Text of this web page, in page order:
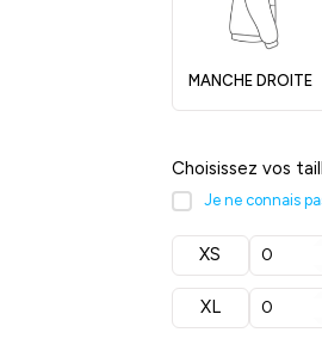
MANCHE DROITE
Choisissez vos
Je ne connais
XS
XL